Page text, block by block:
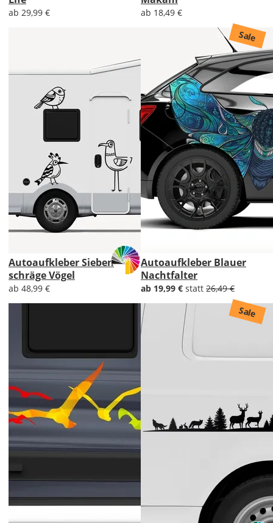
ab 29,99 € ab 18,49 €
Autoaufkleber Sieben
schräge Vögel
ab 48,99 €
Sale
Autoaufkleber Blauer
Nachtfalter
ab 19,99 € statt 26,49 €
Sale